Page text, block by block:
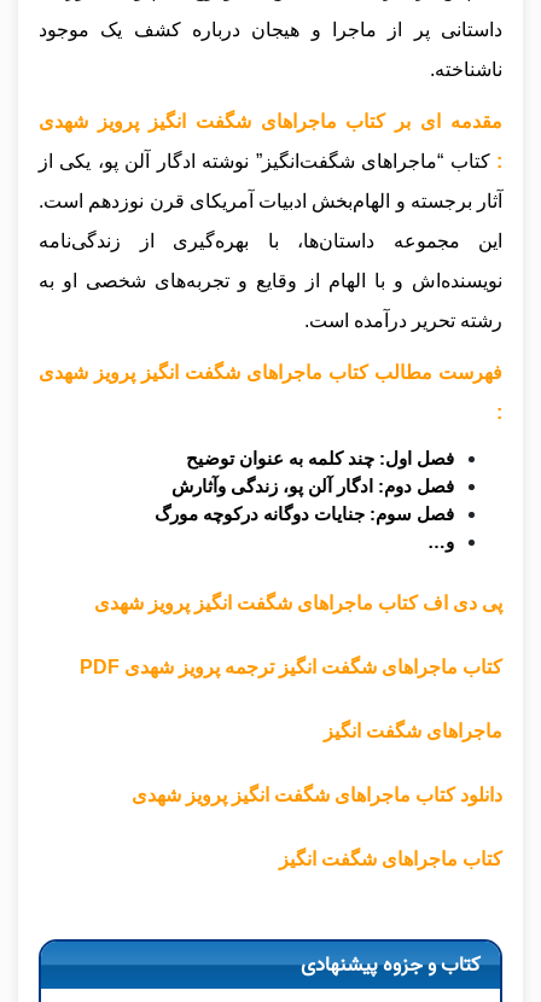
داستانی پر از ماجرا و هیجان درباره کشف یک موجود
ناشناخته.
مقدمه ای بر کتاب ماجراهای شگفت انگیز پرویز شهدی
: کتاب “ماجراهای شگفت‌انگیز” نوشته ادگار آلن پو، یکی از
آثار برجسته و الهام‌بخش ادبیات آمریکای قرن نوزدهم است.
این مجموعه داستان‌ها، با بهره‌گیری از زندگی‌نامه
نویسنده‌اش و با الهام از وقایع و تجربه‌های شخصی او به
رشته تحریر درآمده است.
فهرست مطالب کتاب ماجراهای شگفت انگیز پرویز شهدی
:
فصل اول: چند کلمه به عنوان توضیح
فصل دوم: ادگار آلن پو، زندگی وآثارش
فصل سوم: جنایات دوگانه درکوچه مورگ
و…
پی دی اف کتاب ماجراهای شگفت انگیز پرویز شهدی
کتاب ماجراهای شگفت انگیز ترجمه پرویز شهدی PDF
ماجراهای شگفت انگیز
دانلود کتاب ماجراهای شگفت انگیز پرویز شهدی
کتاب ماجراهای شگفت انگیز
کتاب و جزوه پیشنهادی